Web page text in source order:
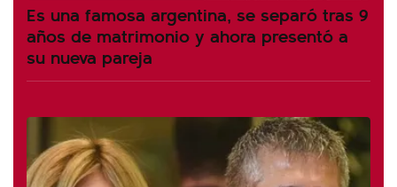
Es una famosa argentina, se separó tras 9
años de matrimonio y ahora presentó a
su nueva pareja